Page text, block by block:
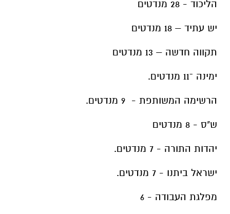
הליכוד - 28 מנדטים
יש עתיד – 18 מנדטים
תקווה חדשה – 13 מנדטים
ימינה ־11 מנדטים.
הרשימה המשותפת - 9 מנדטים.
ש"ס - 8 מנדטים
יהדות התורה - 7 מנדטים.
ישראל ביתנו - 7 מנדטים.
מפלגת העבודה - 6